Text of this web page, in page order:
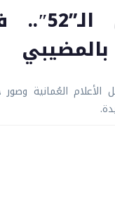
بمناسبة العيد
العُمانية وصور